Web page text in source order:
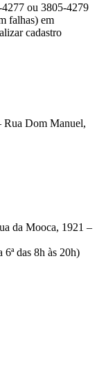
ou 3805-4279
falhas) em
cadastro
Rua Dom Manuel,
da Mooca, 1921 –
das 8h às 20h)